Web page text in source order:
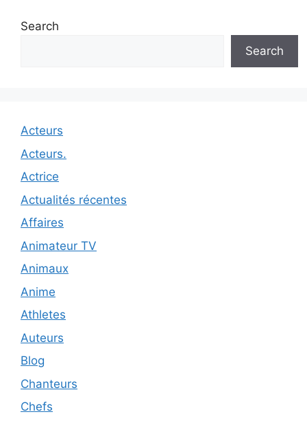
Search
Search
Acteurs
Acteurs.
Actrice
Actualités récentes
Affaires
Animateur TV
Animaux
Anime
Athletes
Auteurs
Blog
Chanteurs
Chefs